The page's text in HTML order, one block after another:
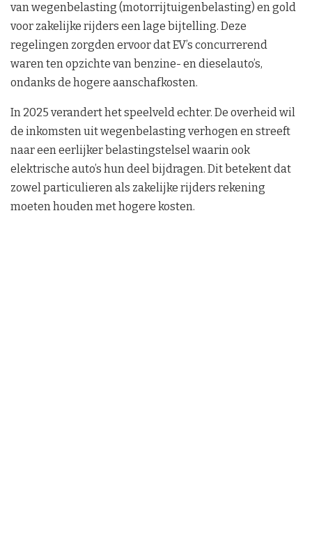
van wegenbelasting (motorrijtuigenbelasting) en gold
voor zakelijke rijders een lage bijtelling. Deze
regelingen zorgden ervoor dat EV’s concurrerend
waren ten opzichte van benzine- en dieselauto’s,
ondanks de hogere aanschafkosten.
In 2025 verandert het speelveld echter. De overheid wil
de inkomsten uit wegenbelasting verhogen en streeft
naar een eerlijker belastingstelsel waarin ook
elektrische auto’s hun deel bijdragen. Dit betekent dat
zowel particulieren als zakelijke rijders rekening
moeten houden met hogere kosten.